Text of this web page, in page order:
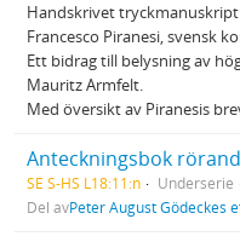
Handskrivet
Francesco Piranesi, svensk
Ett bidrag till belysning av
Mauritz Armfelt.
Med översikt av Piranesis
Anteckningsbok
SE S-HS L18:11:n
Underserie
Del avPeter August Gödeckes